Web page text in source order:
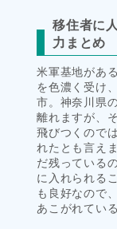
移住者に
力まとめ
米軍基地があ
を色濃く受け
市。神奈川県
離れますが、
飛びつくので
れたとも言え
だ残っている
に入れられる
も良好なので
あこがれてい